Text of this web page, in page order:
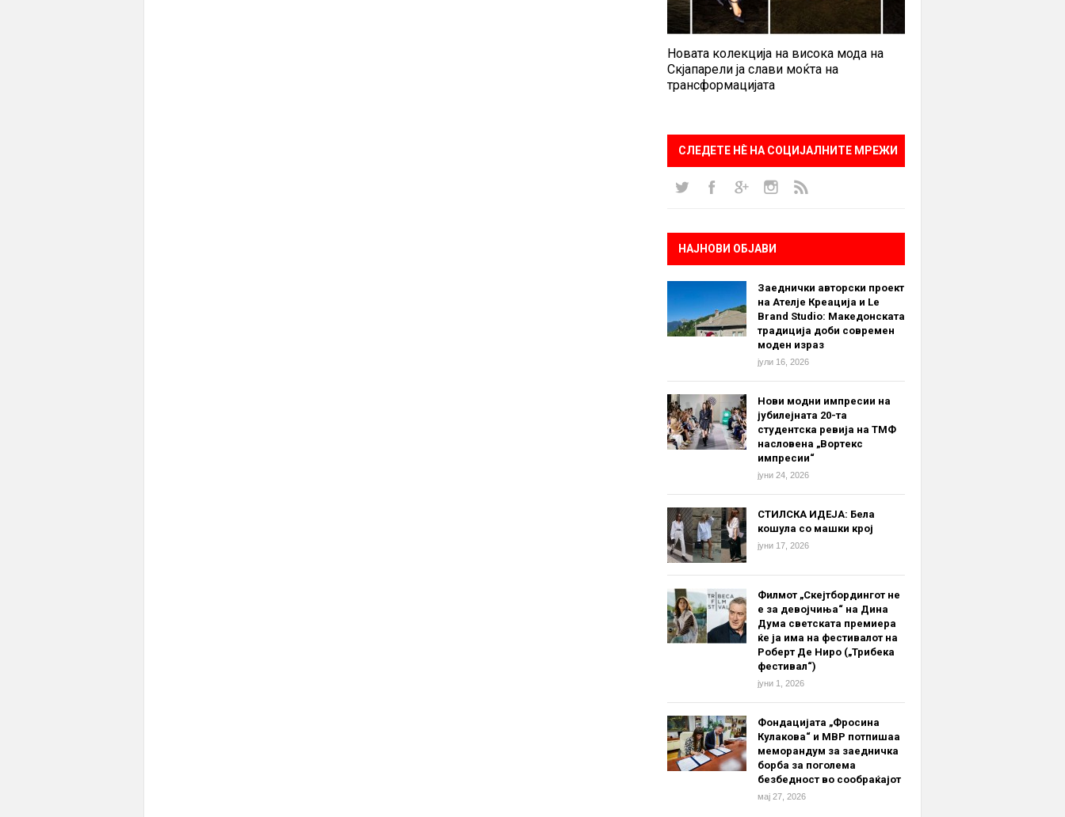
Новата колекција на висока мода на
Скјапарели ја слави моќта на
трансформацијата
СЛЕДЕТЕ НÈ НА СОЦИЈАЛНИТЕ МРЕЖИ
НАЈНОВИ ОБЈАВИ
Заеднички авторски проект
на Ателје Креација и Le
Brand Studio: Македонската
традиција доби современ
моден израз
јули 16, 2026
Нови модни импресии на
јубилејната 20-та
студентска ревија на ТМФ
насловена „Вортекс
импресии“
јуни 24, 2026
СТИЛСКА ИДЕЈА: Бела
кошула со машки крој
јуни 17, 2026
Филмот „Скејтбордингот не
е за девојчиња“ на Дина
Дума светската премиера
ќе ја има на фестивалот на
Роберт Де Ниро („Трибека
фестивал“)
јуни 1, 2026
Фондацијата „Фросина
Кулакова“ и МВР потпишаа
меморандум за заедничка
борба за поголема
безбедност во сообраќајот
мај 27, 2026